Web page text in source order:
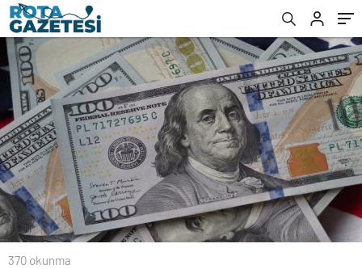
Yapılmayacak! Hazırlığa Başlayın”
370 okunma